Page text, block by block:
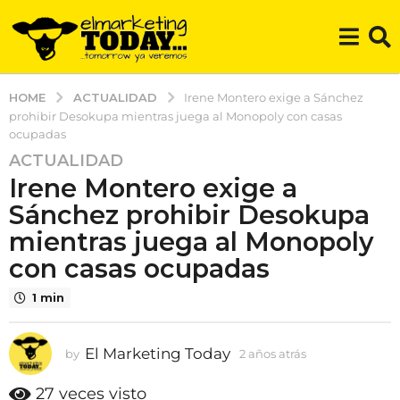
HOME ACTUALIDAD
Irene Montero exige a Sánchez
prohibir Desokupa mientras juega al Monopoly con casas
ocupadas
2
a
ñ
o
s
a
á
s
2
ACTUALIDAD
Irene Montero exige a
Sánchez prohibir Desokupa
mientras juega al Monopoly
con casas ocupadas
1 min
by El Marketing Today 2 años atrás
27 veces visto